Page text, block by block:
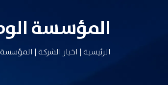
المؤسسة
الرئيسية | اخبار الشركة | المؤسسة